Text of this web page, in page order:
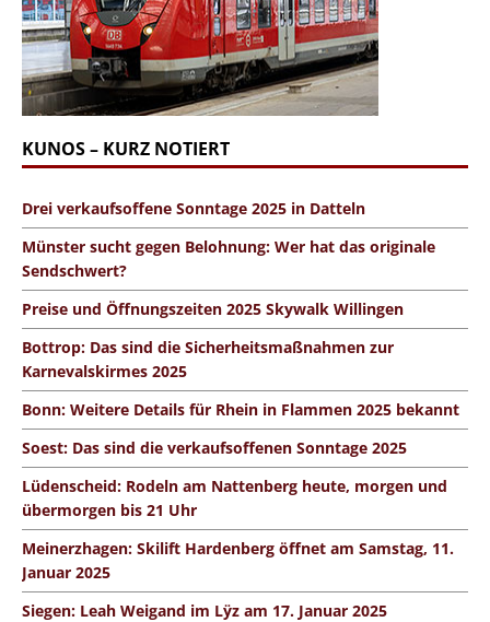
KUNOS – KURZ NOTIERT
Drei verkaufsoffene Sonntage 2025 in Datteln
Münster sucht gegen Belohnung: Wer hat das originale
Sendschwert?
Preise und Öffnungszeiten 2025 Skywalk Willingen
Bottrop: Das sind die Sicherheitsmaßnahmen zur
Karnevalskirmes 2025
Bonn: Weitere Details für Rhein in Flammen 2025 bekannt
Soest: Das sind die verkaufsoffenen Sonntage 2025
Lüdenscheid: Rodeln am Nattenberg heute, morgen und
übermorgen bis 21 Uhr
Meinerzhagen: Skilift Hardenberg öffnet am Samstag, 11.
Januar 2025
Siegen: Leah Weigand im Lÿz am 17. Januar 2025